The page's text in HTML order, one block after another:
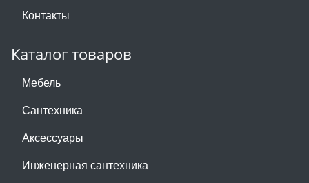
Контакты
Каталог товаров
Мебель
Сантехника
Аксессуары
Инженерная сантехника